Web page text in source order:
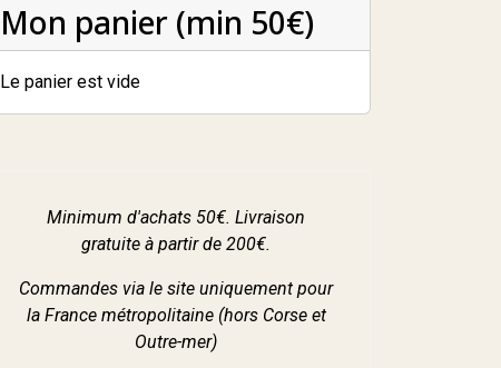
Mon panier (min 50€)
Le panier est vide
Minimum d'achats 50€. Livraison
gratuite à partir de 200€.
Commandes via le site uniquement pour
la France métropolitaine (hors Corse et
Outre-mer)